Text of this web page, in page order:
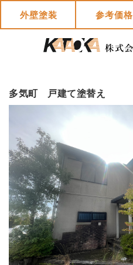
外壁塗装 参考価格
多気町 戸建て塗替え